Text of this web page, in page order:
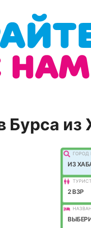
Бурса из
ГОРОД
ИЗ
2 ВЗР